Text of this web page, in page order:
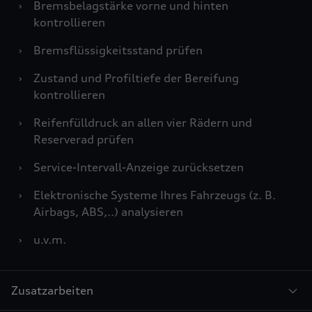
›
Bremsbelagstärke vorne und hinten
kontrollieren
›
Bremsflüssigkeitsstand prüfen
›
Zustand und Profiltiefe der Bereifung
kontrollieren
›
Reifenfülldruck an allen vier Rädern und
Reserverad prüfen
›
Service-Intervall-Anzeige zurücksetzen
›
Elektronische Systeme Ihres Fahrzeugs (z. B.
Airbags, ABS,..) analysieren
›
u.v.m.
Zusatzarbeiten
Technologie-Richtlinie oder in den Einstellungen am Ende der
Webseite.